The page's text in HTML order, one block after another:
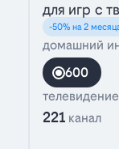
для игр с тв
-50% на 2
домашний
600
телевидение
221 канал